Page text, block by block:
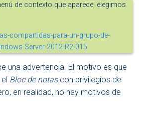
de contexto que aparece, elegimos
una advertencia. El motivo es que
Bloc de notascon privilegios de
en realidad, no hay motivos de